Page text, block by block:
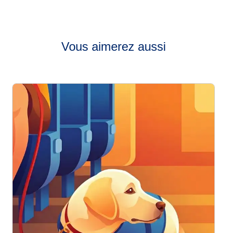
Vous aimerez aussi